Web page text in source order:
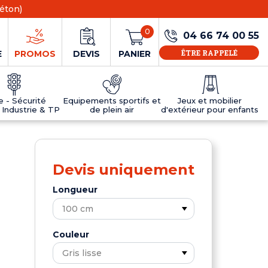
PROMOS DEVIS PANIER
0 04 66 74 00 55
ÊTRE RAPPELÉ
- Sécurité
& TP
Equipements sportifs et
de plein air
Tables de ping pong en béton
Tables de ping-pong en résine
Jeux et mobilier
d'extérieur pour enfants
Devis uniquement
Longueur
Couleur